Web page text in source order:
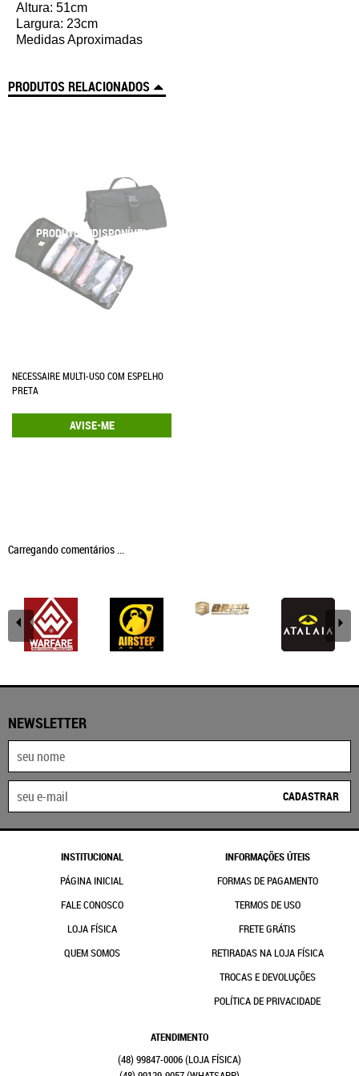
Altura: 51cm
Largura: 23cm
Medidas Aproximadas
PRODUTOS RELACIONADOS
NECESSAIRE MULTI-USO COM ESPELHO
PRETA
AVISE-ME
Carregando comentários ...
NEWSLETTER
CADASTRAR
INSTITUCIONAL
PÁGINA INICIAL
FALE CONOSCO
LOJA FÍSICA
QUEM SOMOS
INFORMAÇÕES ÚTEIS
FORMAS DE PAGAMENTO
TERMOS DE USO
FRETE GRÁTIS
RETIRADAS NA LOJA FÍSICA
TROCAS E DEVOLUÇÕES
POLÍTICA DE PRIVACIDADE
ATENDIMENTO
(48) 99847-0006